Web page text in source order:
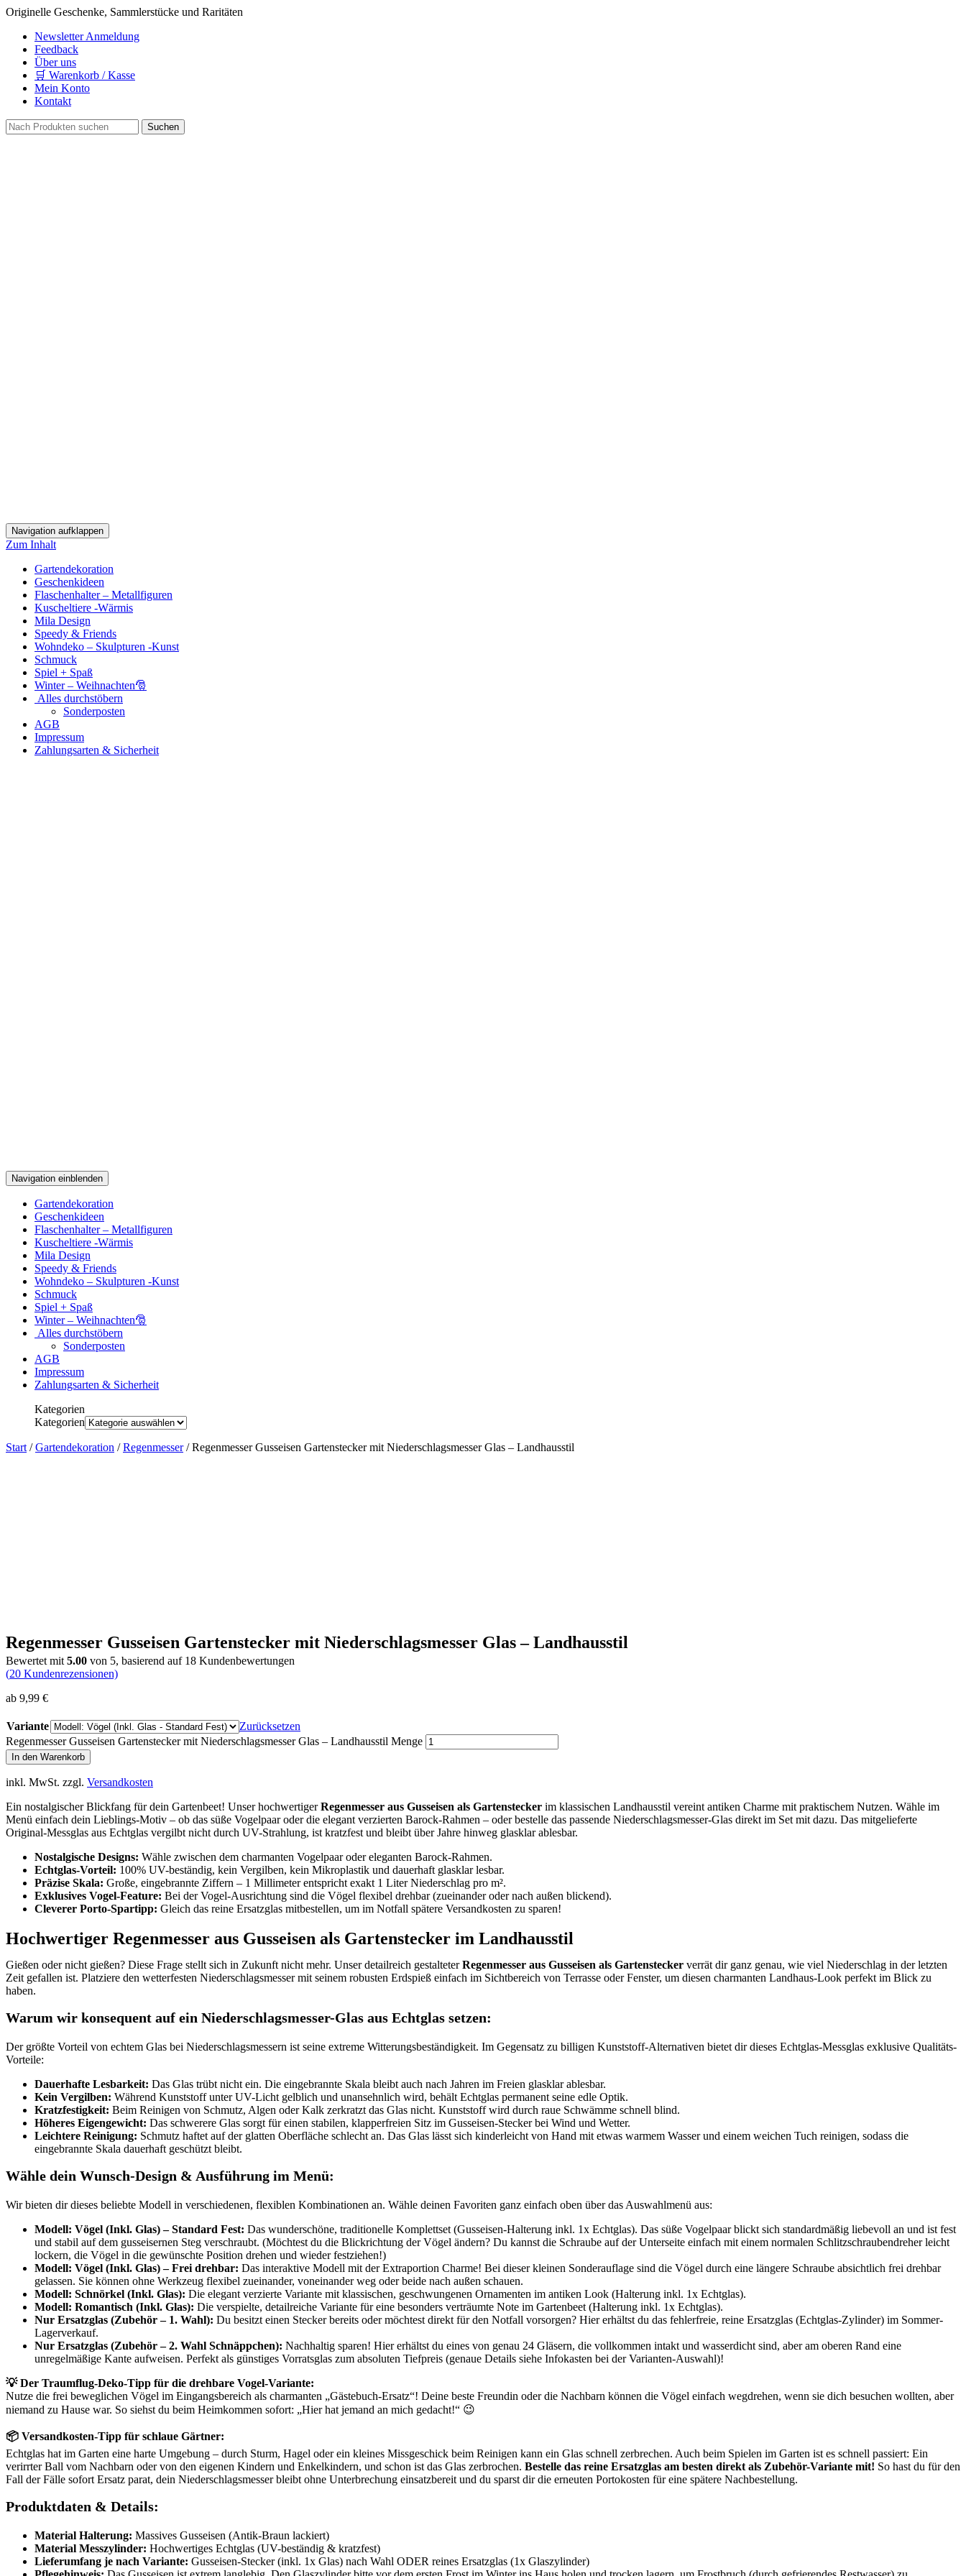
Originelle Geschenke, Sammlerstücke und Raritäten
Newsletter Anmeldung
Feedback
Über uns
🛒 Warenkorb / Kasse
Mein Konto
Kontakt
Navigation aufklappen
Zum Inhalt
Gartendekoration
Geschenkideen
Flaschenhalter – Metallfiguren
Kuscheltiere -Wärmis
Mila Design
Speedy & Friends
Wohndeko – Skulpturen -Kunst
Schmuck
Spiel + Spaß
Winter – Weihnachten🎅
Alles durchstöbern
Sonderposten
AGB
Impressum
Zahlungsarten & Sicherheit
Navigation einblenden
Gartendekoration
Geschenkideen
Flaschenhalter – Metallfiguren
Kuscheltiere -Wärmis
Mila Design
Speedy & Friends
Wohndeko – Skulpturen -Kunst
Schmuck
Spiel + Spaß
Winter – Weihnachten🎅
Alles durchstöbern
Sonderposten
AGB
Impressum
Zahlungsarten & Sicherheit
Kategorien
Kategorien
Start /Gartendekoration /Regenmesser/ Regenmesser Gusseisen Gartenstecker mit Niederschlagsmesser Glas – Landhausstil
Regenmesser Gusseisen Gartenstecker mit Niederschlagsmesser Glas – Landhausstil
Bewertet mit 5.00 von 5, basierend auf 18 Kundenbewertungen
(20 Kundenrezensionen)
ab 9,99 €
Variante
Zurücksetzen
Regenmesser Gusseisen Gartenstecker mit Niederschlagsmesser Glas – Landhausstil Menge
In den Warenkorb
inkl. MwSt. zzgl. Versandkosten
Ein nostalgischer Blickfang für dein Gartenbeet! Unser hochwertigerRegenmesser aus Gusseisen als Gartenstecker im klassischen Landhausstil vereint antiken Charme mit praktischem Nutzen. Wähle im
Menü einfach dein Lieblings-Motiv – ob das süße Vogelpaar oder die elegant verzierten Barock-Rahmen – oder bestelle das passende Niederschlagsmesser-Glas direkt im Set mit dazu. Das mitgelieferte
Original-Messglas aus Echtglas vergilbt nicht durch UV-Strahlung, ist kratzfest und bleibt über Jahre hinweg glasklar ablesbar.
Nostalgische Designs: Wähle zwischen dem charmanten Vogelpaar oder eleganten Barock-Rahmen.
Echtglas-Vorteil: 100% UV-beständig, kein Vergilben, kein Mikroplastik und dauerhaft glasklar lesbar.
Präzise Skala: Große, eingebrannte Ziffern – 1 Millimeter entspricht exakt 1 Liter Niederschlag pro m².
Exklusives Vogel-Feature: Bei der Vogel-Ausrichtung sind die Vögel flexibel drehbar (zueinander oder nach außen blickend).
Cleverer Porto-Spartipp: Gleich das reine Ersatzglas mitbestellen, um im Notfall spätere Versandkosten zu sparen!
Hochwertiger Regenmesser aus Gusseisen als Gartenstecker im Landhausstil
Gießen oder nicht gießen? Diese Frage stellt sich in Zukunft nicht mehr. Unser detailreich gestalteterRegenmesser aus Gusseisen als Gartenstecker verrät dir ganz genau, wie viel Niederschlag in der letzten
Zeit gefallen ist. Platziere den wetterfesten Niederschlagsmesser mit seinem robusten Erdspieß einfach im Sichtbereich von Terrasse oder Fenster, um diesen charmanten Landhaus-Look perfekt im Blick zu
haben.
Warum wir konsequent auf ein Niederschlagsmesser-Glas aus Echtglas setzen:
Der größte Vorteil von echtem Glas bei Niederschlagsmessern ist seine extreme Witterungsbeständigkeit. Im Gegensatz zu billigen Kunststoff-Alternativen bietet dir dieses Echtglas-Messglas exklusive Qualitäts-
Vorteile:
Dauerhafte Lesbarkeit: Das Glas trübt nicht ein. Die eingebrannte Skala bleibt auch nach Jahren im Freien glasklar ablesbar.
Kein Vergilben: Während Kunststoff unter UV-Licht gelblich und unansehnlich wird, behält Echtglas permanent seine edle Optik.
Kratzfestigkeit: Beim Reinigen von Schmutz, Algen oder Kalk zerkratzt das Glas nicht. Kunststoff wird durch raue Schwämme schnell blind.
Höheres Eigengewicht: Das schwerere Glas sorgt für einen stabilen, klapperfreien Sitz im Gusseisen-Stecker bei Wind und Wetter.
Leichtere Reinigung: Schmutz haftet auf der glatten Oberfläche schlecht an. Das Glas lässt sich kinderleicht von Hand mit etwas warmem Wasser und einem weichen Tuch reinigen, sodass die
eingebrannte Skala dauerhaft geschützt bleibt.
Wähle dein Wunsch-Design & Ausführung im Menü:
Wir bieten dir dieses beliebte Modell in verschiedenen, flexiblen Kombinationen an. Wähle deinen Favoriten ganz einfach oben über das Auswahlmenü aus:
Modell: Vögel (Inkl. Glas) – Standard Fest: Das wunderschöne, traditionelle Komplettset (Gusseisen-Halterung inkl. 1x Echtglas). Das süße Vogelpaar blickt sich standardmäßig liebevoll an und ist fest
und stabil auf dem gusseisernen Steg verschraubt. (Möchtest du die Blickrichtung der Vögel ändern? Du kannst die Schraube auf der Unterseite einfach mit einem normalen Schlitzschraubendreher leicht
lockern, die Vögel in die gewünschte Position drehen und wieder festziehen!)
Modell: Vögel (Inkl. Glas) – Frei drehbar: Das interaktive Modell mit der Extraportion Charme! Bei dieser kleinen Sonderauflage sind die Vögel durch eine längere Schraube absichtlich frei drehbar
gelassen. Sie können ohne Werkzeug flexibel zueinander, voneinander weg oder beide nach außen schauen.
Modell: Schnörkel (Inkl. Glas): Die elegant verzierte Variante mit klassischen, geschwungenen Ornamenten im antiken Look (Halterung inkl. 1x Echtglas).
Modell: Romantisch (Inkl. Glas): Die verspielte, detailreiche Variante für eine besonders verträumte Note im Gartenbeet (Halterung inkl. 1x Echtglas).
Nur Ersatzglas (Zubehör – 1. Wahl): Du besitzt einen Stecker bereits oder möchtest direkt für den Notfall vorsorgen? Hier erhältst du das fehlerfreie, reine Ersatzglas (Echtglas-Zylinder) im Sommer-
Lagerverkauf.
Nur Ersatzglas (Zubehör – 2. Wahl Schnäppchen): Nachhaltig sparen! Hier erhältst du eines von genau 24 Gläsern, die vollkommen intakt und wasserdicht sind, aber am oberen Rand eine
unregelmäßige Kante aufweisen. Perfekt als günstiges Vorratsglas zum absoluten Tiefpreis (genaue Details siehe Infokasten bei der Varianten-Auswahl)!
💡 Der Traumflug-Deko-Tipp für die drehbare Vogel-Variante:
Nutze die frei beweglichen Vögel im Eingangsbereich als charmanten „Gästebuch-Ersatz“! Deine beste Freundin oder die Nachbarn können die Vögel einfach wegdrehen, wenn sie dich besuchen wollten, aber
niemand zu Hause war. So siehst du beim Heimkommen sofort: „Hier hat jemand an mich gedacht!“ 😉
📦 Versandkosten-Tipp für schlaue Gärtner:
Echtglas hat im Garten eine harte Umgebung – durch Sturm, Hagel oder ein kleines Missgeschick beim Reinigen kann ein Glas schnell zerbrechen. Auch beim Spielen im Garten ist es schnell passiert: Ein
verirrter Ball vom Nachbarn oder von den eigenen Kindern und Enkelkindern, und schon ist das Glas zerbrochen. Bestelle das reine Ersatzglas am besten direkt als Zubehör-Variante mit! So hast du für den
Fall der Fälle sofort Ersatz parat, dein Niederschlagsmesser bleibt ohne Unterbrechung einsatzbereit und du sparst dir die erneuten Portokosten für eine spätere Nachbestellung.
Produktdaten & Details:
Material Halterung: Massives Gusseisen (Antik-Braun lackiert)
Material Messzylinder: Hochwertiges Echtglas (UV-beständig & kratzfest)
Lieferumfang je nach Variante: Gusseisen-Stecker (inkl. 1x Glas) nach Wahl ODER reines Ersatzglas (1x Glaszylinder)